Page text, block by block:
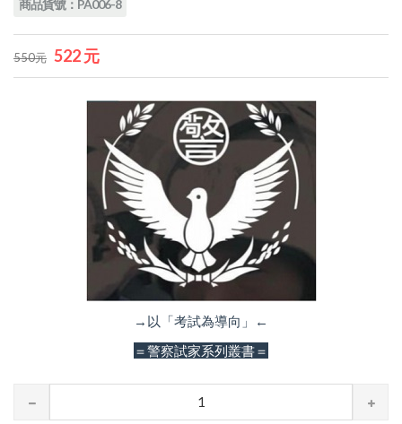
商品貨號：PA006-8
550元 522 元
→以「考試為導向」←
＝警察試家系列叢書＝